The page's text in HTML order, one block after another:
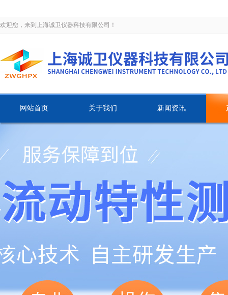
欢迎您，来到上海诚卫仪器科技有限公司！
网站首页 关于我们 新闻资讯